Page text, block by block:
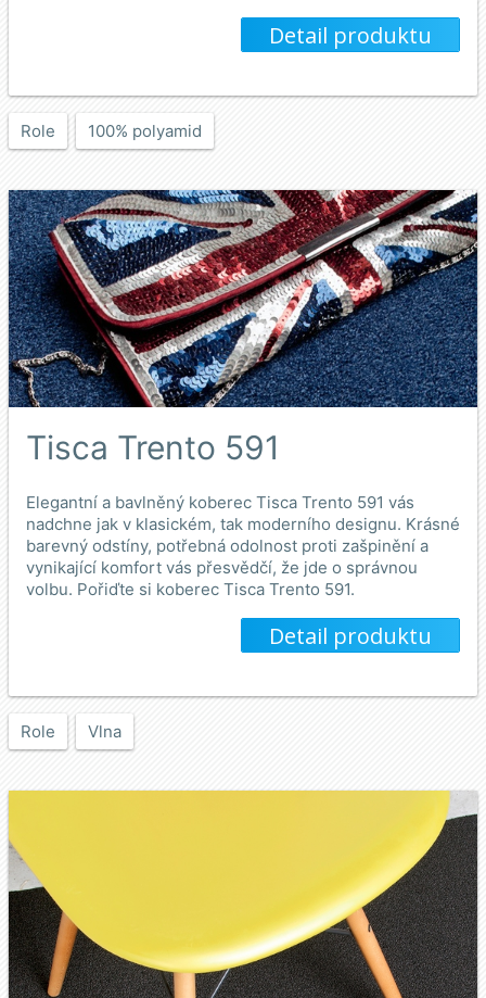
Detail produktu
Role 100% polyamid
Tisca Trento 591
Elegantní a bavlněný koberec Tisca Trento 591 vás
nadchne jak v klasickém, tak moderního designu. Krásné
barevný odstíny, potřebná odolnost proti zašpinění a
vynikající komfort vás přesvědčí, že jde o správnou
volbu. Pořiďte si koberec Tisca Trento 591.
Detail produktu
Role Vlna